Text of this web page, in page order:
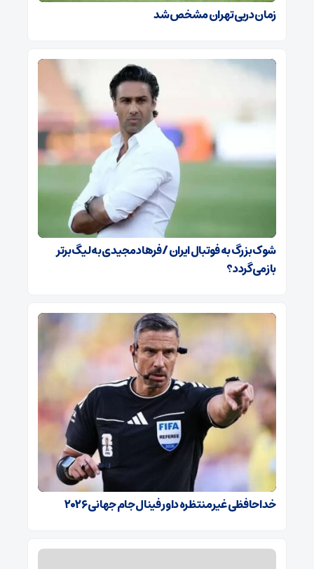
زمان دربی تهران مشخص شد
شوک بزرگ به فوتبال ایران / فرهاد مجیدی به لیگ برتر
بازمی‌گردد؟
خداحافظی غیرمنتظره داور فینال جام جهانی ۲۰۲۶